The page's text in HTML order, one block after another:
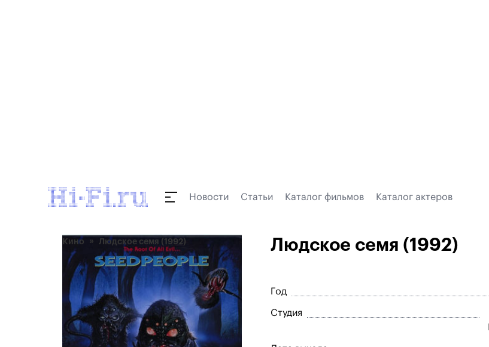
Новости Статьи Каталог фильмов Каталог актеров
Кино Людское семя (1992) Людское семя (1992)
Год
Студия